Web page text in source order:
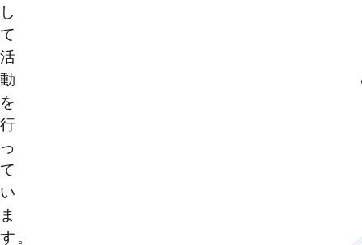
し
て
活
動
を
行
っ
て
い
ま
す。